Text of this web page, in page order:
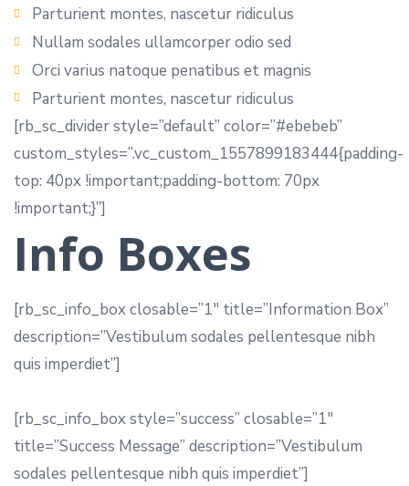
Parturient montes, nascetur ridiculus
Nullam sodales ullamcorper odio sed
Orci varius natoque penatibus et magnis
Parturient montes, nascetur ridiculus
[rb_sc_divider style=”default” color=”#ebebeb”
custom_styles=”.vc_custom_1557899183444{padding-
top: 40px !important;padding-bottom: 70px
!important;}”]
Info Boxes
[rb_sc_info_box closable=”1″ title=”Information Box”
description=”Vestibulum sodales pellentesque nibh
quis imperdiet”]
[rb_sc_info_box style=”success” closable=”1″
title=”Success Message” description=”Vestibulum
sodales pellentesque nibh quis imperdiet”]